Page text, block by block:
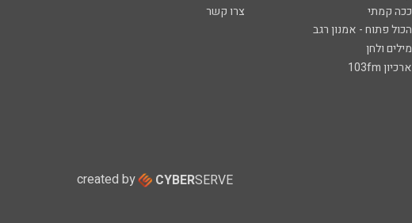
ככה קמתי
צרו קשר
הכול פתוח - אמנון רגב
מילים ולחן
ארכיון 103fm
created by CYBERSERVE